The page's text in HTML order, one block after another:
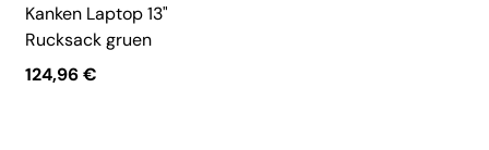
Kanken Laptop 13"
Rucksack gruen
124,96 €